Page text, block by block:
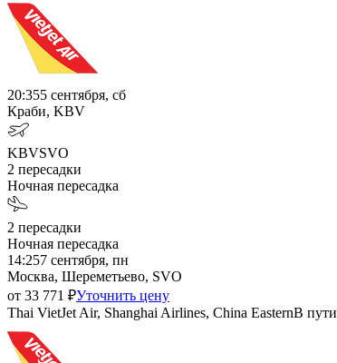
20:355 сентября, сб
Краби, KBV
KBVSVO
2 пересадки
Ночная пересадка
2 пересадки
Ночная пересадка
14:257 сентября, пн
Москва, Шереметьево, SVO
от 33 771 ₽Уточнить цену
Thai VietJet Air, Shanghai Airlines, China EasternВ пути